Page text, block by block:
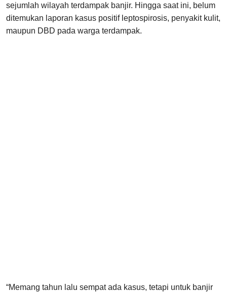
sejumlah wilayah terdampak banjir. Hingga saat ini, belum
ditemukan laporan kasus positif leptospirosis, penyakit kulit,
maupun DBD pada warga terdampak.
“Memang tahun lalu sempat ada kasus, tetapi untuk banjir